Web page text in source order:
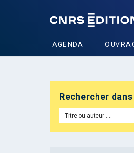
AGENDA
Rechercher